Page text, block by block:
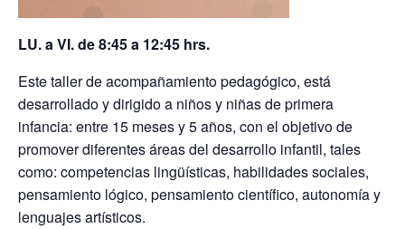
LU. a VI. de 8:45 a 12:45 hrs.
Este taller de acompañamiento pedagógico, está
desarrollado y dirigido a niños y niñas de primera
infancia: entre 15 meses y 5 años, con el objetivo de
promover diferentes áreas del desarrollo infantil, tales
como: competencias lingüísticas, habilidades sociales,
pensamiento lógico, pensamiento científico, autonomía y
lenguajes artísticos.